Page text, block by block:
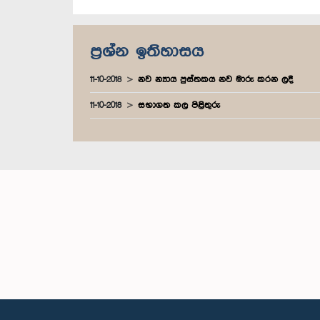
ප්‍රශ්න ඉතිහාසය
11-10-2018 නව න්‍යාය පුස්තකය නව මාරු කරන ලදී
11-10-2018 සභාගත කල පිළිතුරු